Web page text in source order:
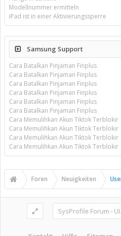
Modellnummer ermitteln
iPad ist in einer Aktivierungssperre
Samsung Support
Cara Batalkan Pinjaman Finplus
Cara Batalkan Pinjaman Finplus
Cara Batalkan Pinjaman Finplus
Cara Batalkan Pinjaman Finplus
Cara Batalkan Pinjaman Finplus
Cara Batalkan Pinjaman Finplus
Cara Memulihkan Akun Tiktok Terblokir
Cara Memulihkan Akun Tiktok Terblokir
Cara Memulihkan Akun Tiktok Terblokir
Cara Memulihkan Akun Tiktok Terblokir
Foren Neuigkeiten
SysProfile Forum -